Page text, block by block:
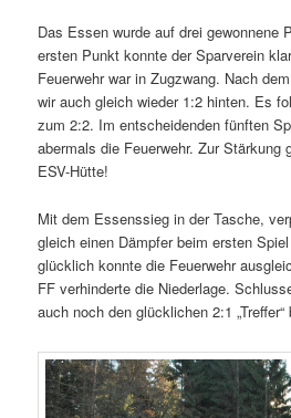
Das Essen wurde auf drei gewonnene
ersten Punkt konnte der Sparverein
Feuerwehr war in Zugzwang. Nach
wir auch gleich wieder 1:2 hinten. Es
zum 2:2. Im entscheidenden fünften
abermals die Feuerwehr. Zur Stärkung
ESV-Hütte!
Mit dem Essenssieg in der Tasche,
gleich einen Dämpfer beim ersten
glücklich konnte die Feuerwehr
FF verhinderte die Niederlage.
auch noch den glücklichen 2:1 „Treffer“